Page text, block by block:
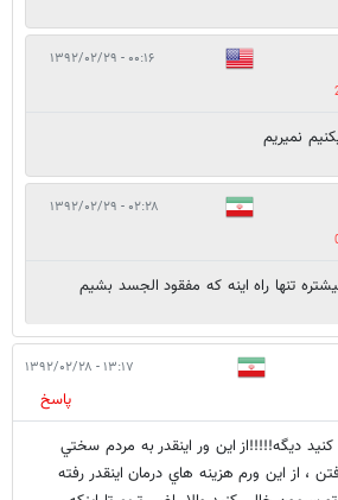
۰۰:۱۶ - ۱۳۹۲/۰۲/۲۹
نمیریم
۰۲:۲۸ - ۱۳۹۲/۰۲/۲۹
تنها راه اینه که مفقود الجسد بشیم
۱۳:۱۷ - ۱۳۹۲/۰۲/۲۸
پاسخ
ديگه!!!!!از اين ور اينقدر به مردم سختي
، از اين ورم هزينه هاي درمان اينقدر رفته